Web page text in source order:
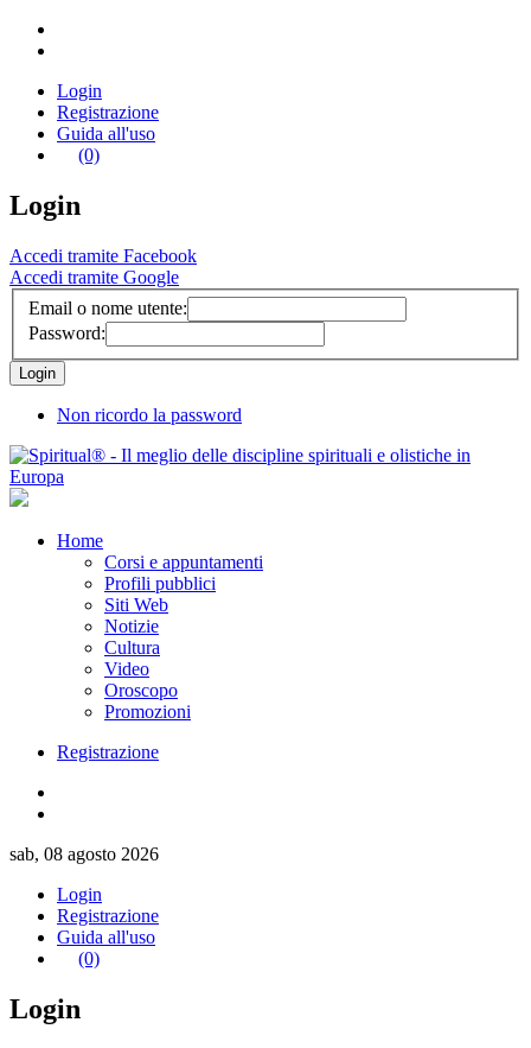
Login
Registrazione
Guida all'uso
(0)
Login
Accedi tramite Facebook
Accedi tramite Google
Email o nome utente:
Password:
Non ricordo la password
Home
Corsi e appuntamenti
Profili pubblici
Siti Web
Notizie
Cultura
Video
Oroscopo
Promozioni
Registrazione
sab, 08 agosto 2026
Login
Registrazione
Guida all'uso
(0)
Login